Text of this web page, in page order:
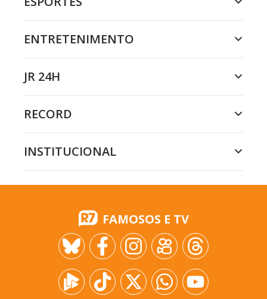
ENTRETENIMENTO
JR 24H
RECORD
INSTITUCIONAL
FAMOSOS E TV